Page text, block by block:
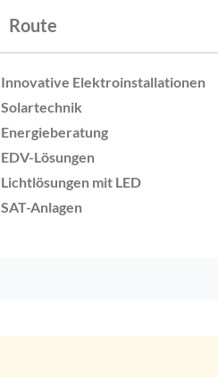
Route
Innovative Elektroinstallationen
Solartechnik
Energieberatung
EDV-Lösungen
Lichtlösungen mit LED
SAT-Anlagen